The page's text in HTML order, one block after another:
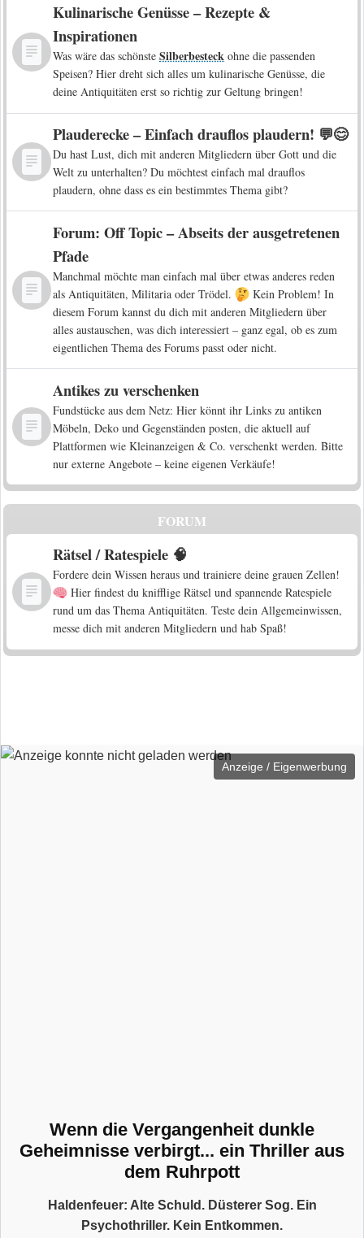
Kulinarische Genüsse – Rezepte &
Inspirationen
Was wäre das schönsteSilberbesteck ohne die passenden
Speisen? Hier dreht sich alles um kulinarische Genüsse, die
deine Antiquitäten erst so richtig zur Geltung bringen!
Plauderecke – Einfach drauflos plaudern! 💬😊
Du hast Lust, dich mit anderen Mitgliedern über Gott und die
Welt zu unterhalten? Du möchtest einfach mal drauflos
plaudern, ohne dass es ein bestimmtes Thema gibt?
Forum: Off Topic – Abseits der ausgetretenen
Pfade
Manchmal möchte man einfach mal über etwas anderes reden
als Antiquitäten, Militaria oder Trödel.
Kein Problem! In
diesem Forum kannst du dich mit anderen Mitgliedern über
alles austauschen, was dich interessiert – ganz egal, ob es zum
eigentlichen Thema des Forums passt oder nicht.
Antikes zu verschenken
Fundstücke aus dem Netz: Hier könnt ihr Links zu antiken
Möbeln, Deko und Gegenständen posten, die aktuell auf
Plattformen wie Kleinanzeigen & Co. verschenkt werden. Bitte
nur externe Angebote – keine eigenen Verkäufe!
FORUM
Rätsel / Ratespiele 🧠
Fordere dein Wissen heraus und trainiere deine grauen Zellen!
Hier findest du knifflige Rätsel und spannende Ratespiele
rund um das Thema Antiquitäten. Teste dein Allgemeinwissen,
messe dich mit anderen Mitgliedern und hab Spaß!
Anzeige / Eigenwerbung
Wenn die Vergangenheit dunkle
Geheimnisse verbirgt... ein Thriller aus
dem Ruhrpott
Haldenfeuer: Alte Schuld. Düsterer Sog. Ein
Psychothriller. Kein Entkommen.